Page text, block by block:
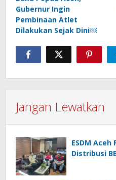
Gubernur Ingin
Pembinaan Atlet
Dilakukan Sejak Dini￼
Jangan Lewatkan
ESDM
Distribusi